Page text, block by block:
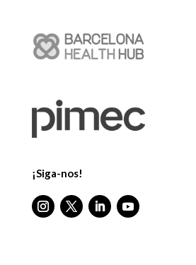
¡Siga-nos!